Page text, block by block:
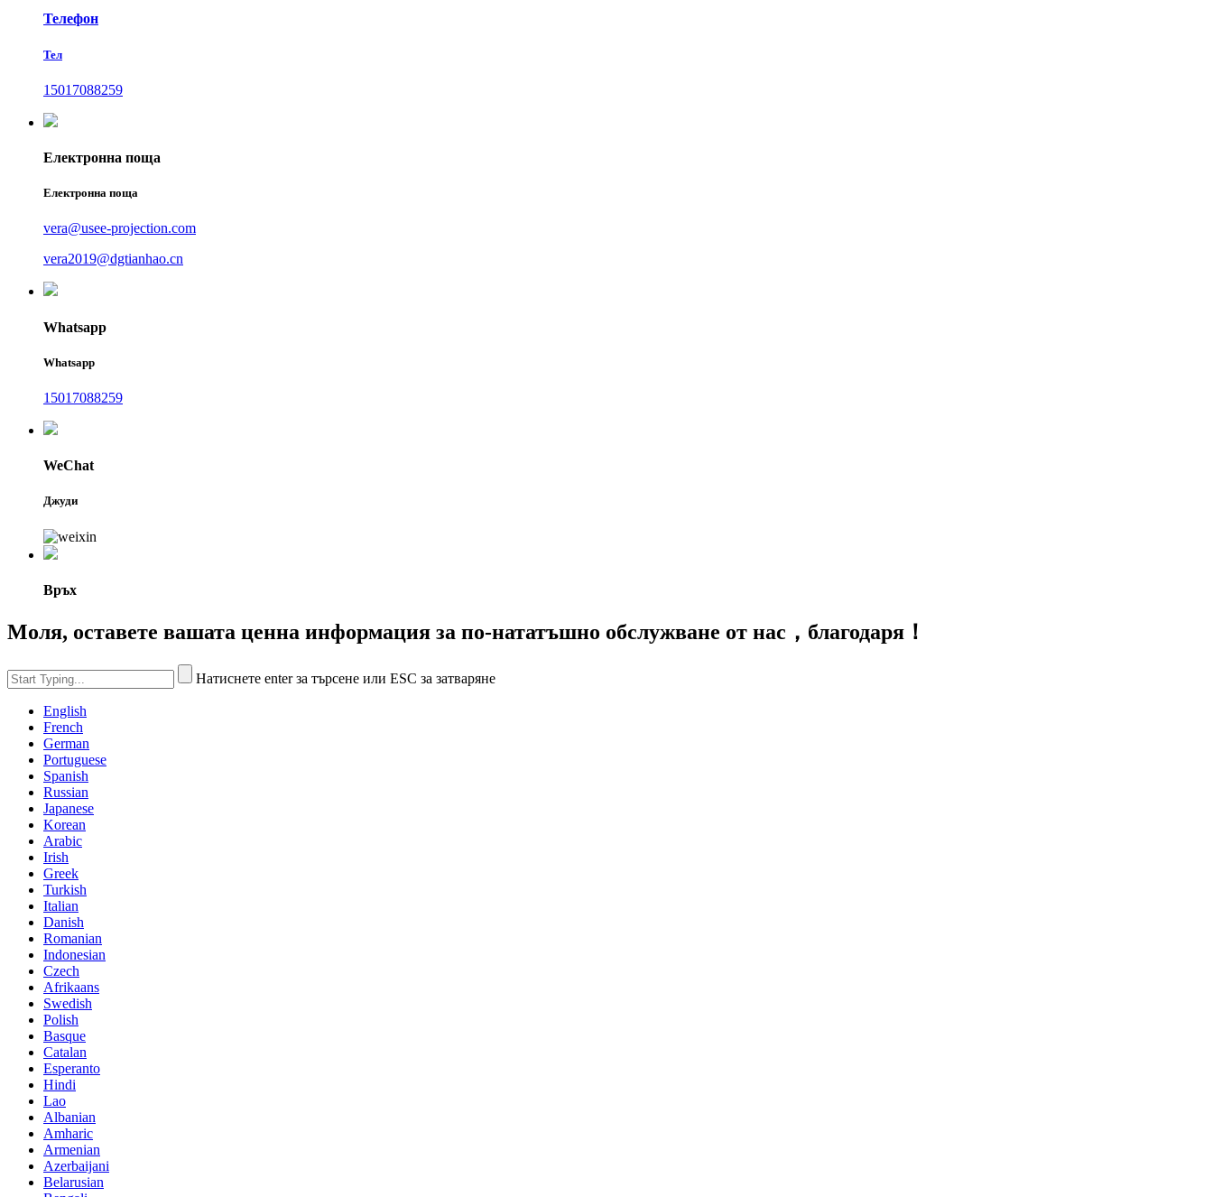
Телефон
Тел
15017088259
Електронна поща
Електронна поща
vera@usee-projection.com
vera2019@dgtianhao.cn
Whatsapp
Whatsapp
15017088259
WeChat
Джуди
Връх
Моля, оставете вашата ценна информация за по-нататъшно обслужване от нас，благодаря！
Натиснете enter за търсене или ESC за затваряне
English
French
German
Portuguese
Spanish
Russian
Japanese
Korean
Arabic
Irish
Greek
Turkish
Italian
Danish
Romanian
Indonesian
Czech
Afrikaans
Swedish
Polish
Basque
Catalan
Esperanto
Hindi
Lao
Albanian
Amharic
Armenian
Azerbaijani
Belarusian